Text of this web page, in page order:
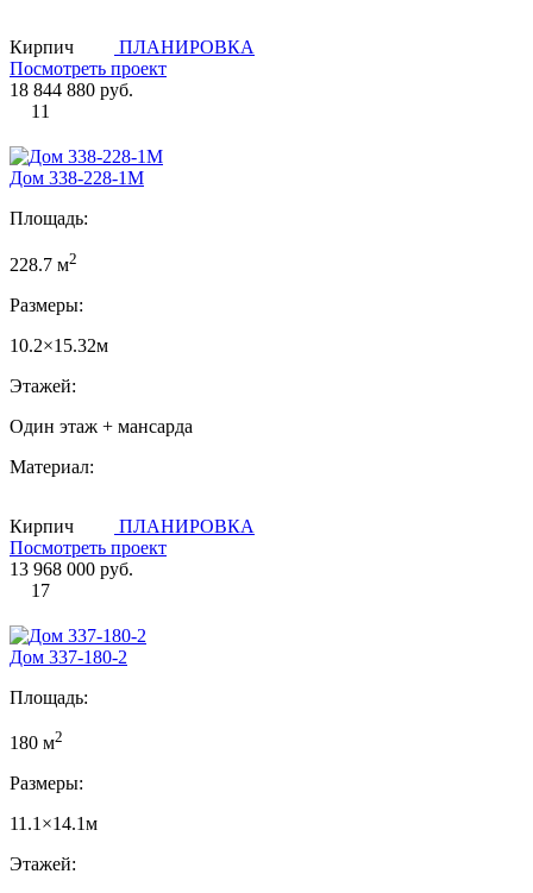
Кирпич
ПЛАНИРОВКА
Посмотреть проект
18 844 880 руб.
11
Дом 338-228-1М
Площадь:
228.7 м2
Размеры:
10.2×15.32м
Этажей:
Один этаж + мансарда
Материал:
Кирпич
ПЛАНИРОВКА
Посмотреть проект
13 968 000 руб.
17
Дом 337-180-2
Площадь:
180 м2
Размеры:
11.1×14.1м
Этажей: